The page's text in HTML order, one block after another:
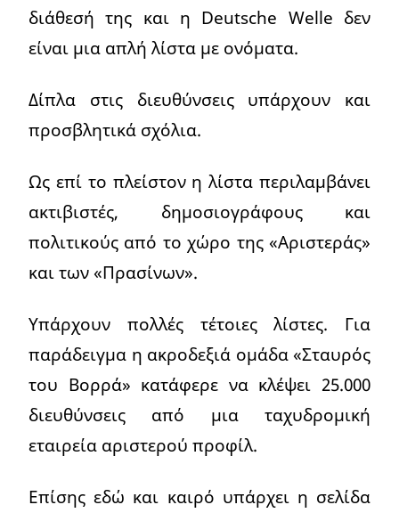
διάθεσή της και η Deutsche Welle δεν
είναι μια απλή λίστα με ονόματα.
Δίπλα στις διευθύνσεις υπάρχουν και
προσβλητικά σχόλια.
Ως επί το πλείστον η λίστα περιλαμβάνει
ακτιβιστές, δημοσιογράφους και
πολιτικούς από το χώρο της «Αριστεράς»
και των «Πρασίνων».
Υπάρχουν πολλές τέτοιες λίστες. Για
παράδειγμα η ακροδεξιά ομάδα «Σταυρός
του Βορρά» κατάφερε να κλέψει 25.000
διευθύνσεις από μια ταχυδρομική
εταιρεία αριστερού προφίλ.
Επίσης εδώ και καιρό υπάρχει η σελίδα